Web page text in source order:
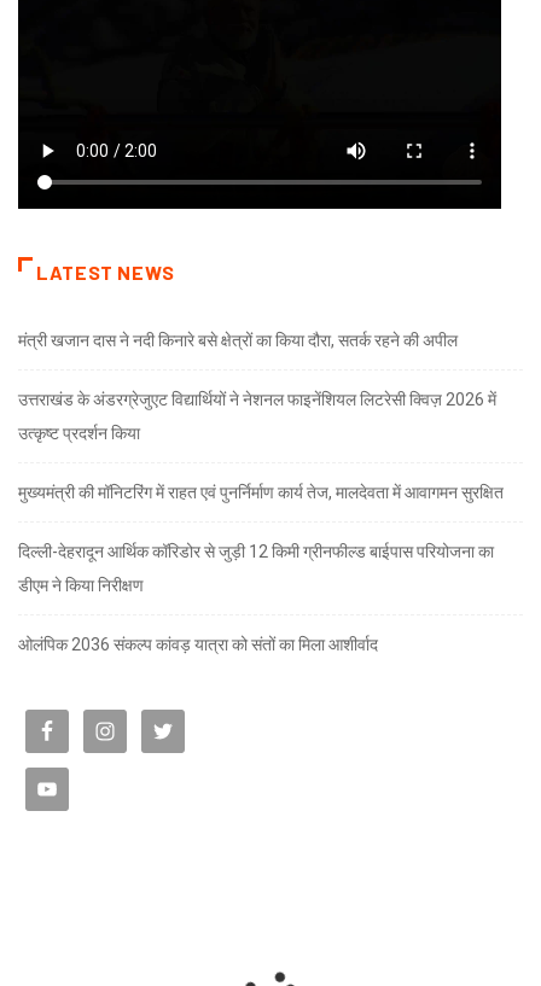
LATEST NEWS
मंत्री खजान दास ने नदी किनारे बसे क्षेत्रों का किया दौरा, सतर्क रहने की अपील
उत्तराखंड के अंडरग्रेजुएट विद्यार्थियों ने नेशनल फाइनेंशियल लिटरेसी क्विज़ 2026 में
उत्कृष्ट प्रदर्शन किया
मुख्यमंत्री की मॉनिटरिंग में राहत एवं पुनर्निर्माण कार्य तेज, मालदेवता में आवागमन सुरक्षित
दिल्ली-देहरादून आर्थिक कॉरिडोर से जुड़ी 12 किमी ग्रीनफील्ड बाईपास परियोजना का
डीएम ने किया निरीक्षण
ओलंपिक 2036 संकल्प कांवड़ यात्रा को संतों का मिला आशीर्वाद